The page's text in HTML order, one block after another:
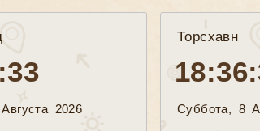
2026
Торсхавн
Суббота, 8